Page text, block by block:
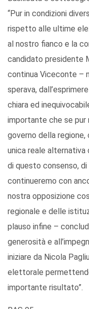
“Pur in condizioni
rispetto alle ultime
al nostro fianco e la
candidato presidente
continua Viceconte –
sperava,
chiara ed
importante che se pur
governo della
unica reale alternativa
di questo consenso,
continueremo con
nostra opposizione
regionale e delle
plauso infine –
generosità e
iniziare da Nicola
elettorale
importante risultato”.